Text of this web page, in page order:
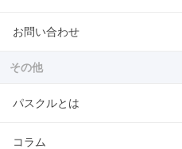
お問い合わせ
その他
パスクルとは
コラム